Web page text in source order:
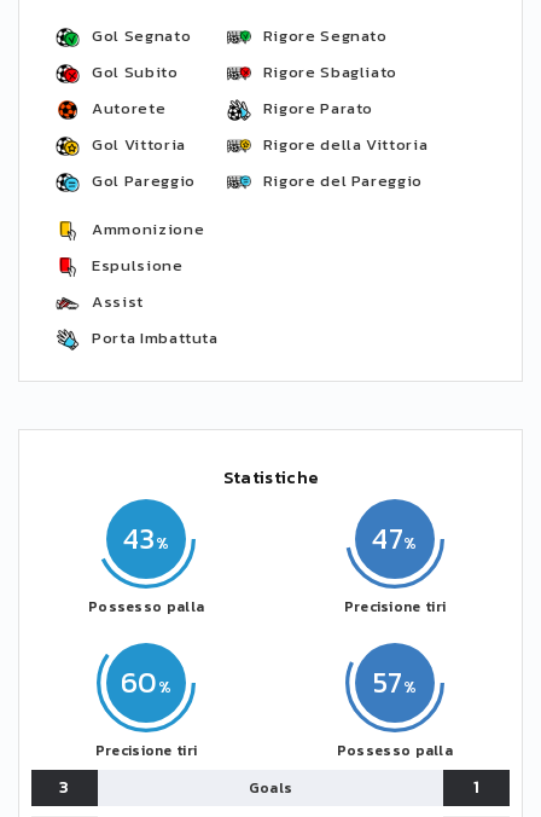
Gol Segnato
Gol Subito
Autorete
Gol Vittoria
Gol Pareggio
Rigore Segnato
Rigore Sbagliato
Rigore Parato
Rigore della Vittoria
Rigore del Pareggio
Ammonizione
Espulsione
Assist
Porta Imbattuta
Statistiche
43
Possesso palla
60
Precisione tiri
57
Possesso palla
47
Precisione tiri
3 Goals
1